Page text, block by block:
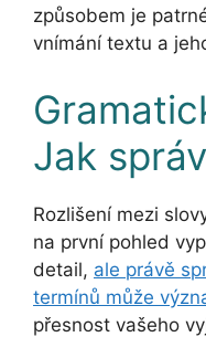
způsobem je
vnímání textu a
Jak
Rozlišení mezi
na první pohled
detail, ale právě
termínů může
přesnost vašeho